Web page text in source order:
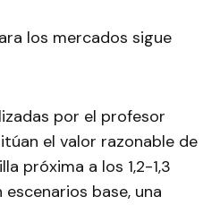
los mercados sigue
por el profesor
el valor razonable de
próxima a los 1,2-1,3
base, una